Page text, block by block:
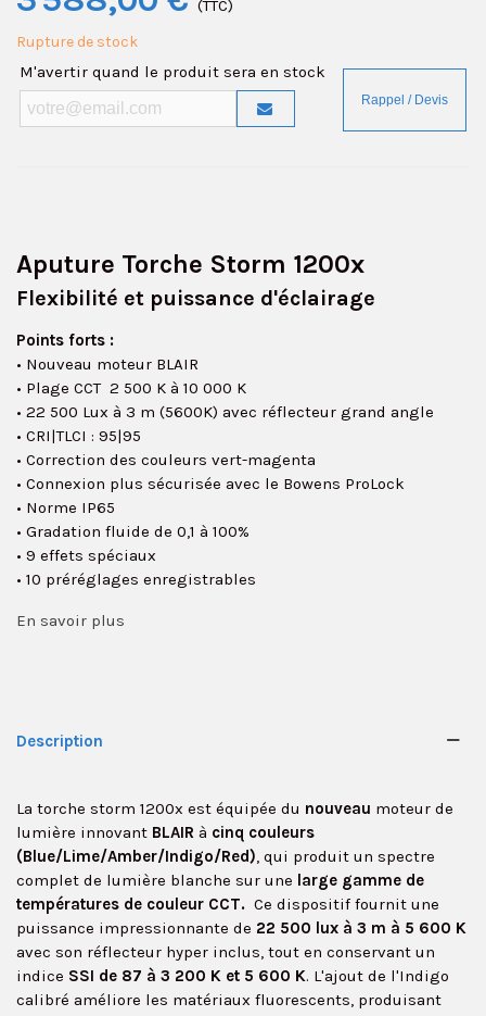
(TTC)
Rupture de stock
M'avertir quand le produit sera en stock
Aputure Torche Storm 1200x
Flexibilité et puissance d'éclairage
Points forts :
• Nouveau moteur BLAIR
• Plage CCT 2 500 K à 10 000 K
• 22 500 Lux à 3 m (5600K) avec réflecteur grand angle
• CRI|TLCI : 95|95
• Correction des couleurs vert-magenta
• Connexion plus sécurisée avec le Bowens ProLock
• Norme IP65
• Gradation fluide de 0,1 à 100%
• 9 effets spéciaux
• 10 préréglages enregistrables
En savoir plus
Description
La torche storm 1200x est équipée du nouveau moteur de
lumière innovant BLAIR à cinq couleurs
(Blue/Lime/Amber/Indigo/Red), qui produit un spectre
complet de lumière blanche sur une large gamme de
températures de couleur CCT. Ce dispositif fournit une
puissance impressionnante de 22 500 lux à 3 m à 5 600 K
avec son réflecteur hyper inclus, tout en conservant un
indice SSI de 87 à 3 200 K et 5 600 K. L'ajout de l'Indigo
calibré améliore les matériaux fluorescents, produisant